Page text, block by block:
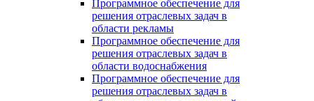
Программное обеспечение для
решения отраслевых задач в
области рекламы
Программное обеспечение для
решения отраслевых задач в
области водоснабжения
Программное обеспечение для
решения отраслевых задач в